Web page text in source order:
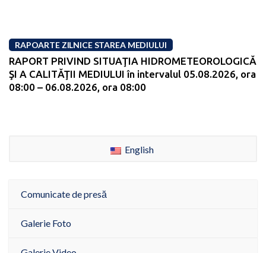
RAPOARTE ZILNICE STAREA MEDIULUI
RAPORT PRIVIND SITUAŢIA HIDROMETEOROLOGICĂ
ŞI A CALITĂŢII MEDIULUI în intervalul 05.08.2026, ora
08:00 – 06.08.2026, ora 08:00
English
Comunicate de presă
Galerie Foto